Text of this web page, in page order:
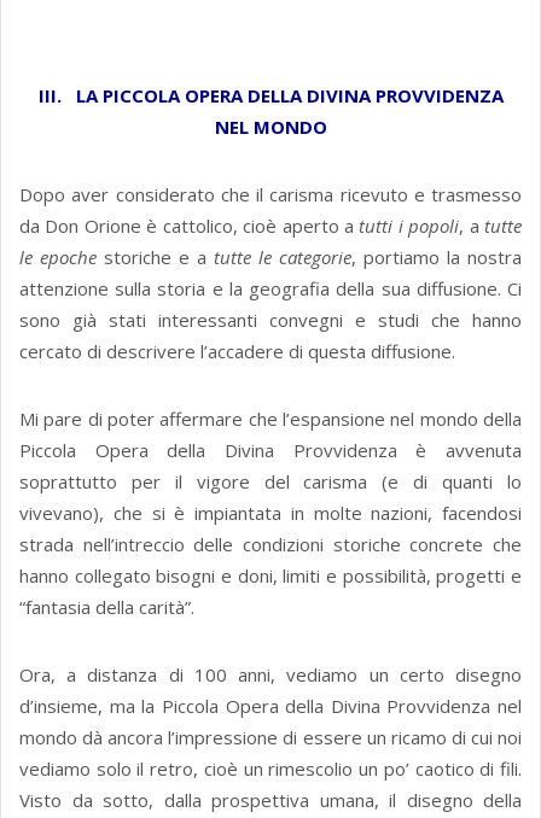
III. LA PICCOLA OPERA DELLA DIVINA PROVVIDENZA
NEL MONDO
Dopo aver considerato che il carisma ricevuto e trasmesso
da Don Orione è cattolico, cioè aperto atutti i popoli, atutte
le epoche storiche e a tutte le categorie, portiamo la nostra
attenzione sulla storia e la geografia della sua diffusione. Ci
sono già stati interessanti convegni e studi che hanno
cercato di descrivere l’accadere di questa diffusione.
Mi pare di poter affermare che l’espansione nel mondo della
Piccola Opera della Divina Provvidenza è avvenuta
soprattutto per il vigore del carisma (e di quanti lo
vivevano), che si è impiantata in molte nazioni, facendosi
strada nell’intreccio delle condizioni storiche concrete che
hanno collegato bisogni e doni, limiti e possibilità, progetti e
“fantasia della carità”.
Ora, a distanza di 100 anni, vediamo un certo disegno
d’insieme, ma la Piccola Opera della Divina Provvidenza nel
mondo dà ancora l’impressione di essere un ricamo di cui noi
vediamo solo il retro, cioè un rimescolio un po’ caotico di fili.
Visto da sotto, dalla prospettiva umana, il disegno della